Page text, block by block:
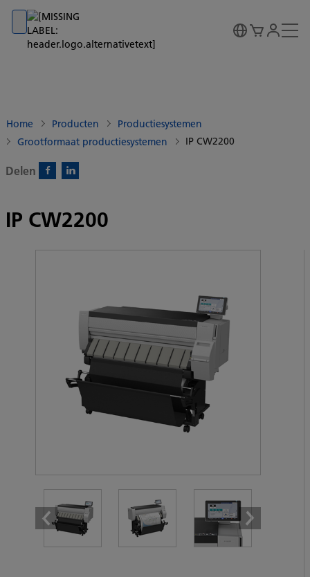
Go to banner
Go to content
Go to footer
Home Producten
Productiesystemen
Grootformaat productiesystemen
IP CW2200
Delen
IP CW2200